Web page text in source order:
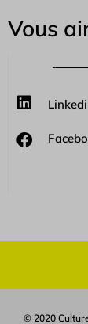
Vous
© 2020